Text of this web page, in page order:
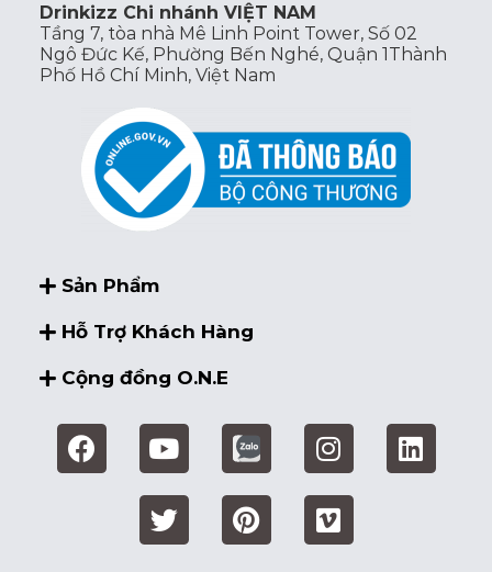
Drinkizz Chi nhánh VIỆT NAM
Tầng 7, tòa nhà Mê Linh Point Tower, Số 02
Ngô Đức Kế, Phường Bến Nghé, Quận 1Thành
Phố Hồ Chí Minh, Việt Nam
Sản Phẩm
Hỗ Trợ Khách Hàng
Cộng đồng O.N.E